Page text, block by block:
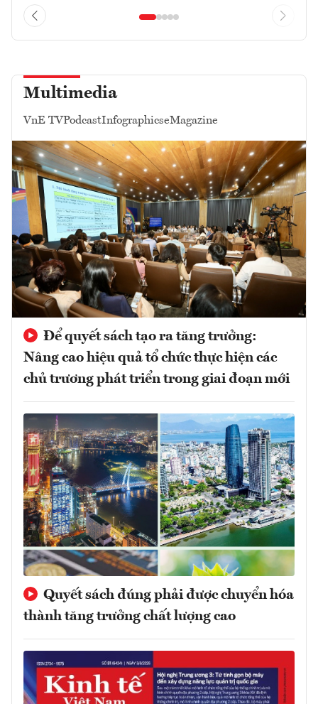
Multimedia
VnE TVPodcastInfographicseMagazine
Để quyết sách tạo ra tăng trưởng:
Nâng cao hiệu quả tổ chức thực hiện các
chủ trương phát triển trong giai đoạn mới
Quyết sách đúng phải được chuyển hóa
thành tăng trưởng chất lượng cao